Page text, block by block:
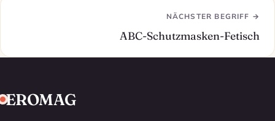
NÄCHSTER BEGRIFF →
ABC-Schutzmasken-Fetisch
EROMAG